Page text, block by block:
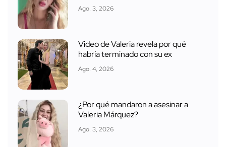
Ago. 3, 2026
Video de Valeria revela por qué
habría terminado con su ex
Ago. 4, 2026
¿Por qué mandaron a asesinar a
Valeria Márquez?
Ago. 3, 2026